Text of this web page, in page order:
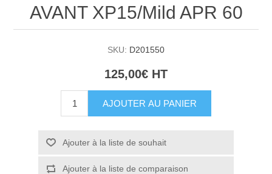
AVANT XP15/Mild APR 60
SKU: D201550
125,00€ HT
AJOUTER AU PANIER
Ajouter à la liste de souhait
Ajouter à la liste de comparaison